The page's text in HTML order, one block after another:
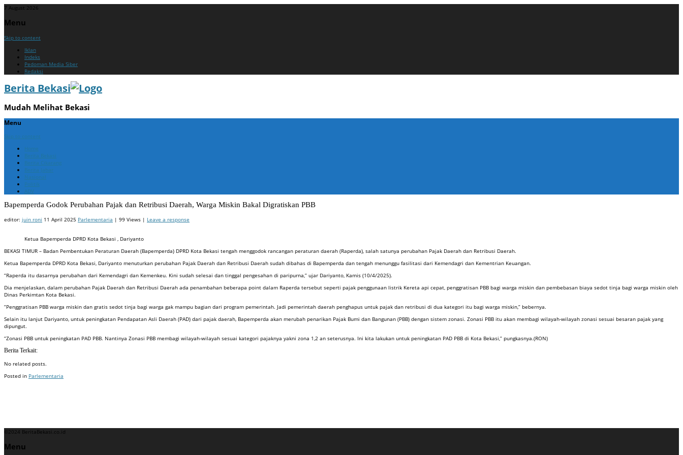
7 August 2026
Menu
Skip to content
Iklan
Indeks
Pedoman Media Siber
Redaksi
Berita Bekasi
Mudah Melihat Bekasi
Menu
Skip to content
Home
Berita Bekasi
Berita Cikarang
Berita Jabar
Nasional
Politik
ADV
Bapemperda Godok Perubahan Pajak dan Retribusi Daerah, Warga Miskin Bakal Digratiskan PBB
editor: juin roni 11 April 2025 Parlementaria | 99 Views | Leave a response
Ketua Bapemperda DPRD Kota Bekasi , Dariyanto
BEKASI TIMUR – Badan Pembentukan Peraturan Daerah (Bapemperda) DPRD Kota Bekasi tengah menggodok rancangan peraturan daerah (Raperda), salah satunya perubahan Pajak Daerah dan Retribusi Daerah.
Ketua Bapemperda DPRD Kota Bekasi, Dariyanto menuturkan perubahan Pajak Daerah dan Retribusi Daerah sudah dibahas di Bapemperda dan tengah menunggu fasilitasi dari Kemendagri dan Kementrian Keuangan.
“Raperda itu dasarnya perubahan dari Kemendagri dan Kemenkeu. Kini sudah selesai dan tinggal pengesahan di paripurna,” ujar Dariyanto, Kamis (10/4/2025).
Dia menjelaskan, dalam perubahan Pajak Daerah dan Retribusi Daerah ada penambahan beberapa point dalam Raperda tersebut seperti pajak penggunaan listrik Kereta api cepat, penggratisan PBB bagi warga miskin dan pembebasan biaya sedot tinja bagi warga miskin oleh
Dinas Perkimtan Kota Bekasi.
“Penggratisan PBB warga miskin dan gratis sedot tinja bagi warga gak mampu bagian dari program pemerintah. Jadi pemerintah daerah penghapus untuk pajak dan retribusi di dua kategori itu bagi warga miskin,” bebernya.
Selain itu lanjut Dariyanto, untuk peningkatan Pendapatan Asli Daerah (PAD) dari pajak daerah, Bapemperda akan merubah penarikan Pajak Bumi dan Bangunan (PBB) dengan sistem zonasi. Zonasi PBB itu akan membagi wilayah-wilayah zonasi sesuai besaran pajak yang
dipungut.
“Zonasi PBB untuk peningkatan PAD PBB. Nantinya Zonasi PBB membagi wilayah-wilayah sesuai kategori pajaknya yakni zona 1,2 an seterusnya. Ini kita lakukan untuk peningkatan PAD PBB di Kota Bekasi,” pungkasnya.(RON)
Berita Terkait:
No related posts.
Posted in Parlementaria
©2024 BeritaBekasi.co.id
Menu